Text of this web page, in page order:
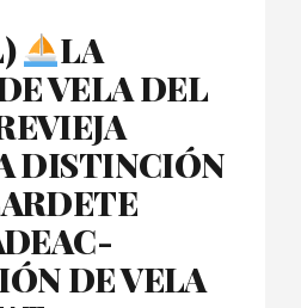
LA
VELA DEL
DISTINCIÓN
DE VELA